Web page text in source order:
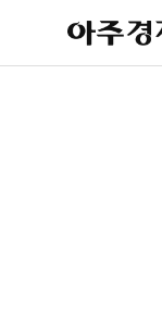
아
주
제